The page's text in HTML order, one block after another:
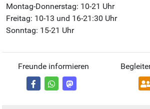
Montag-Donnerstag: 10-21 Uhr
Freitag: 10-13 und 16-21:30 Uhr
Sonntag: 15-21 Uhr
Freunde informieren